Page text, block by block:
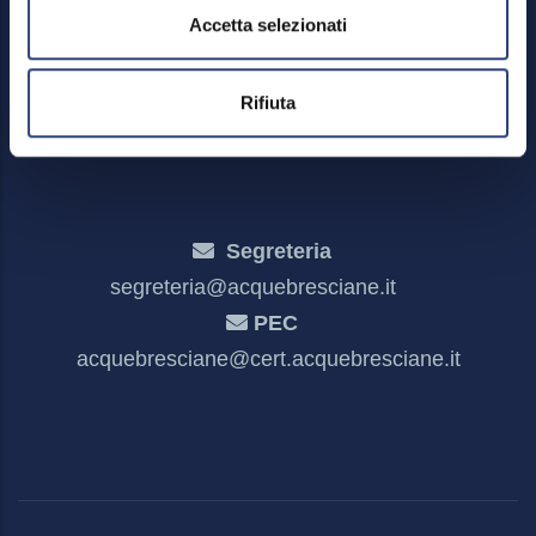
Accetta selezionati
Rifiuta
Privacy policy e cookies
Meccanismo di feedback
Dichiarazione di accessibilità
Segreteria
segreteria@acquebresciane.it
PEC
acquebresciane@cert.acquebresciane.it